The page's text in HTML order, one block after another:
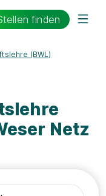
finden
(BWL)
Netz